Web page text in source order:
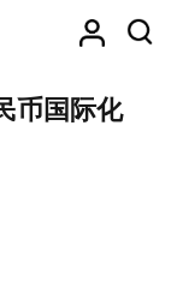
币国际化